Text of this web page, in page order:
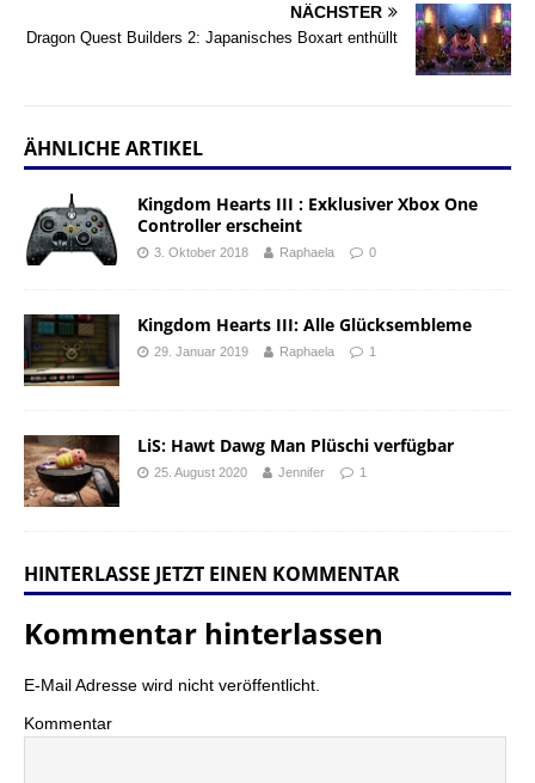
NÄCHSTER
Dragon Quest Builders 2: Japanisches Boxart enthüllt
ÄHNLICHE ARTIKEL
Kingdom Hearts III : Exklusiver Xbox One
Controller erscheint
3. Oktober 2018 Raphaela 0
Kingdom Hearts III: Alle Glücksembleme
29. Januar 2019 Raphaela 1
LiS: Hawt Dawg Man Plüschi verfügbar
25. August 2020 Jennifer 1
HINTERLASSE JETZT EINEN KOMMENTAR
Kommentar hinterlassen
E-Mail Adresse wird nicht veröffentlicht.
Kommentar